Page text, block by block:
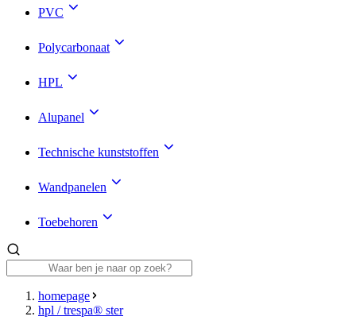
PVC
Polycarbonaat
HPL
Alupanel
Technische kunststoffen
Wandpanelen
Toebehoren
homepage
hpl / trespa® ster